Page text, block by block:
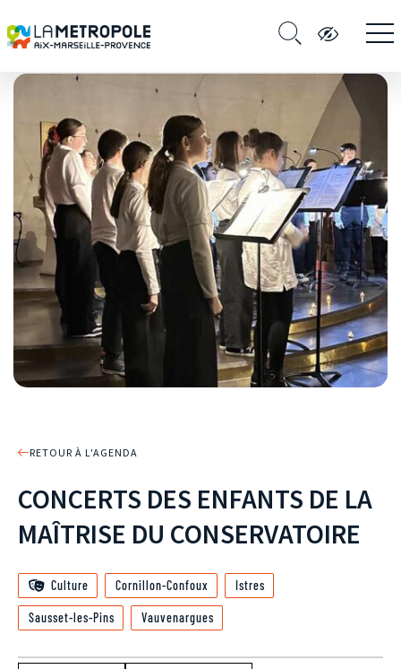
RETOUR À L'AGENDA
CONCERTS DES ENFANTS DE LA
MAÎTRISE DU CONSERVATOIRE
Culture Cornillon-Confoux Istres
Sausset-les-Pins Vauvenargues